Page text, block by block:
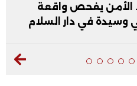
الأمن يفحص واقعة
في دار السلام